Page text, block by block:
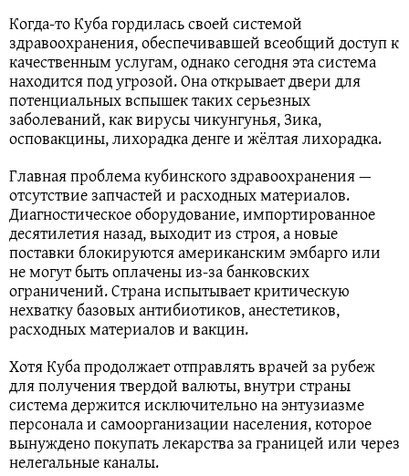
Когда-то Куба гордилась своей системой
здравоохранения, обеспечивавшей всеобщий доступ к
качественным услугам, однако сегодня эта система
находится под угрозой. Она открывает двери для
потенциальных вспышек таких серьезных
заболеваний, как вирусы чикунгунья, Зика,
осповакцины, лихорадка денге и жёлтая лихорадка.
Главная проблема кубинского здравоохранения —
отсутствие запчастей и расходных материалов.
Диагностическое оборудование, импортированное
десятилетия назад, выходит из строя, а новые
поставки блокируются американским эмбарго или
не могут быть оплачены из-за банковских
ограничений. Страна испытывает критическую
нехватку базовых антибиотиков, анестетиков,
расходных материалов и вакцин.
Хотя Куба продолжает отправлять врачей за рубеж
для получения твердой валюты, внутри страны
система держится исключительно на энтузиазме
персонала и самоорганизации населения, которое
вынуждено покупать лекарства за границей или через
нелегальные каналы.